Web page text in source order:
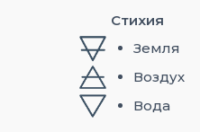
Стихия
Земля
Воздух
Вода